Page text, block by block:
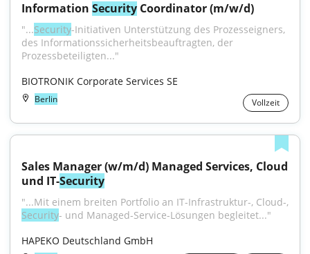
Information Security Coordinator (m/w/d)
"...Security-Initiativen Unterstützung des Prozesseigners,
des Informationssicherheitsbeauftragten, der
Prozessbeteiligten..."
BIOTRONIK Corporate Services SE
Berlin Vollzeit
Sales Manager (w/m/d) Managed Services, Cloud
und IT-Security
Security- und Managed-Service-Lösungen begleitet..."
HAPEKO Deutschland GmbH